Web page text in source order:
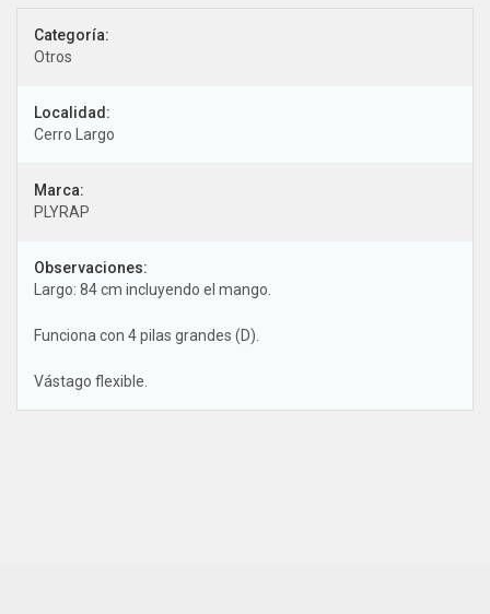
Categoría:
Otros
Localidad:
Cerro Largo
Marca:
PLYRAP
Observaciones:
Largo: 84 cm incluyendo el mango.
Funciona con 4 pilas grandes (D).
Vástago flexible.